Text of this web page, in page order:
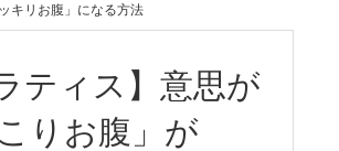
キリお腹」になる方法
ティス】意思が
りお腹」が